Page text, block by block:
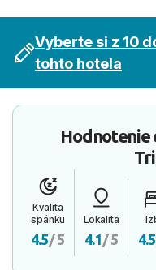
Vyberte si z 10
tohto hotela
Hodnotenie
Kvalita
spánku
4.5/ 5
Lokalita
4.1/ 5 4.5